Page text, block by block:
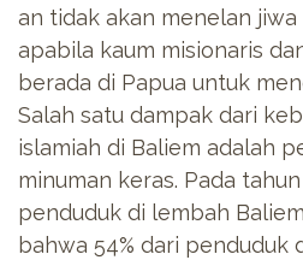
an tidak akan menelan
apabila kaum misionaris
berada di Papua untuk
Salah satu dampak dari
islamiah di Baliem adalah
minuman keras. Pada
penduduk di lembah
bahwa 54% dari penduduk